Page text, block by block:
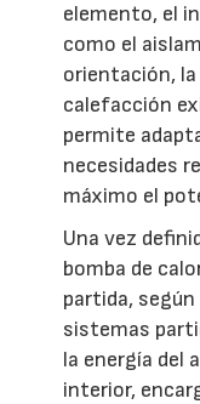
elemento, el
como el
orientación,
calefacción
permite
necesidades
máximo el
Una vez
bomba de
partida,
sistemas
la energía del
interior,